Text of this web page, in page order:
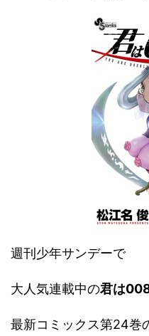
週刊少年サンデーで
大人気連載中の君は
最新コミックス第24巻